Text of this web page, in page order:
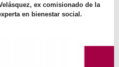
ex comisionado de la
en bienestar social.